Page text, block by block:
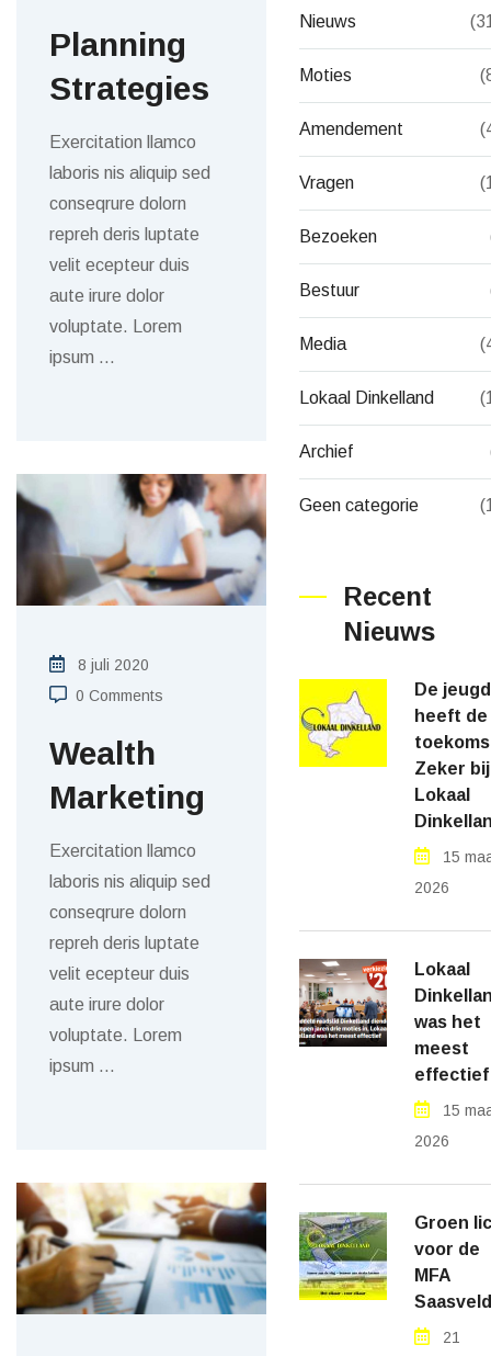
Planning
Strategies
Exercitation llamco
laboris nis aliquip sed
conseqrure dolorn
repreh deris luptate
velit ecepteur duis
aute irure dolor
voluptate. Lorem
ipsum …
8 juli 2020
0 Comments
Wealth
Marketing
Exercitation llamco
laboris nis aliquip sed
conseqrure dolorn
repreh deris luptate
velit ecepteur duis
aute irure dolor
voluptate. Lorem
ipsum …
Nieuws
Moties
Amendement
Vragen
Bezoeken
Bestuur
Media
Lokaal Dinkelland
Archief
Geen categorie
Recent
Nieuws
De jeugd
heeft de
Zeker bij
Lokaal
15
2026
Lokaal
was het
meest
effectief
15
2026
Groen
voor de
MFA
21